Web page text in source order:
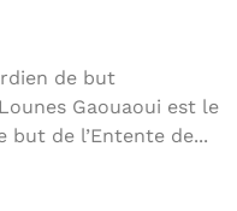
de but
Gaouaoui est le
but de l’Entente de...